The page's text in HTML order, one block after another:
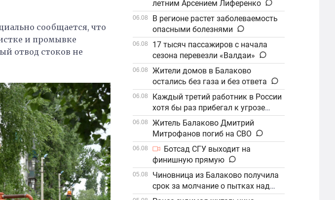
сообщается, что
и промывке
отвод стоков не
летним Арсением Лиференко
06.08
В регионе растет заболеваемость
опасными болезнями
06.08
17 тысяч пассажиров с начала
сезона перевезли «Валдаи»
06.08
Жители домов в Балаково
остались без газа и без ответа
06.08
Каждый третий работник в России
хотя бы раз прибегал к угрозе
увольнения
06.08
Житель Балаково Дмитрий
Митрофанов погиб на СВО
06.08
Ботсад СГУ выходит на
финишную прямую
05.08
Чиновница из Балаково получила
срок за молчание о пытках над
детьми